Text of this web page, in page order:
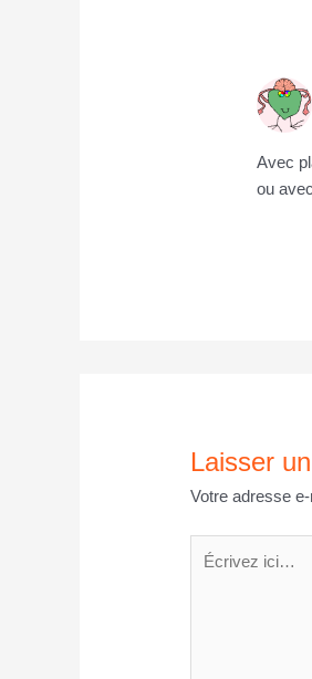
Avec
ou
Laisser
Votre adresse
ici…